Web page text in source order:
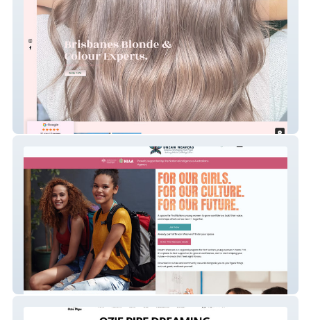
Navara Hair
Dream Weavers